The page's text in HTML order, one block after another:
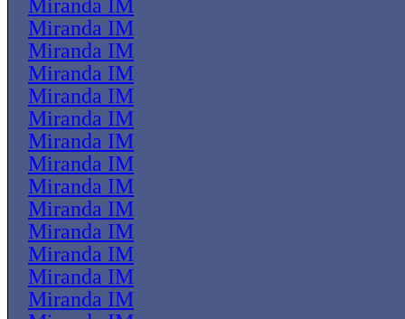
Miranda IM
Miranda IM
Miranda IM
Miranda IM
Miranda IM
Miranda IM
Miranda IM
Miranda IM
Miranda IM
Miranda IM
Miranda IM
Miranda IM
Miranda IM
Miranda IM